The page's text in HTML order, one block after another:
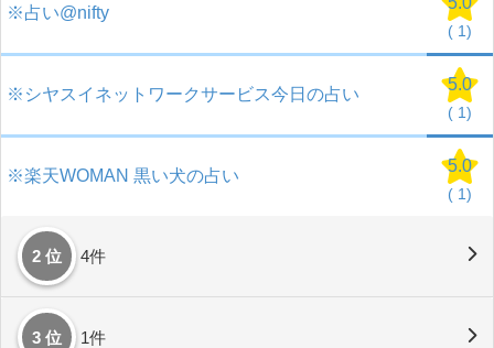
※占い@nifty
( 1)
※シヤスイネットワークサービス今日の占い
5.0
( 1)
※楽天WOMAN 黒い犬の占い
5.0
( 1)
2 位 4件
3 位 1件